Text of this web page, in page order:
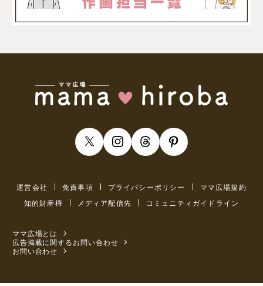
運営会社 免責事項 プライバシーポリシー
ママ広場規約
知的財産権
メディア配信先 コミュニティガイドライン
ママ広場とは
広告掲載に関するお問い合わせ
お問い合わせ